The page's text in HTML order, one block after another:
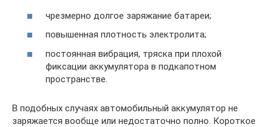
чрезмерно долгое заряжание батареи;
повышенная плотность электролита;
постоянная вибрация, тряска при плохой
фиксации аккумулятора в подкапотном
пространстве.
В подобных случаях автомобильный аккумулятор не
заряжается вообще или недостаточно полно. Короткое